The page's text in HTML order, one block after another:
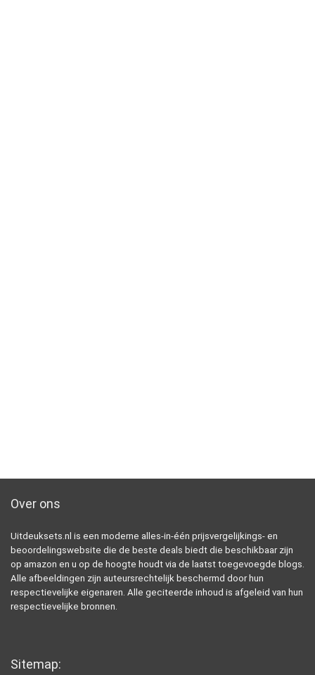
Over ons
Uitdeuksets.nl is een moderne alles-in-één prijsvergelijkings- en
beoordelingswebsite die de beste deals biedt die beschikbaar zijn
op amazon en u op de hoogte houdt via de laatst toegevoegde blogs.
Alle afbeeldingen zijn auteursrechtelijk beschermd door hun
respectievelijke eigenaren. Alle geciteerde inhoud is afgeleid van hun
respectievelijke bronnen.
Sitemap: